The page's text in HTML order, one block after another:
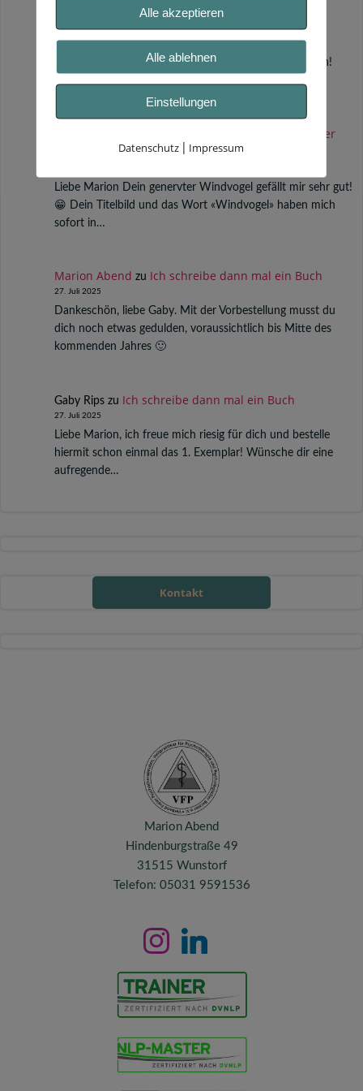
Marion Abendzu12 von 12 im Oktober 2025
12. Oktober 2025
Hallo Susanne, wie schön, auch von dir wieder zu lesen!
12 von 12 im Oktober
Liebe Marion Dein genervter Windvogel gefällt mir sehr gut!
😁 Dein Titelbild und das Wort «Windvogel» haben mich
sofort in…
Marion Abend zu Ich schreibe dann mal ein Buch
27. Juli 2025
Dankeschön, liebe Gaby. Mit der Vorbestellung musst du
dich noch etwas gedulden, voraussichtlich bis Mitte des
kommenden Jahres 🙂
Gaby Ripszu Ich schreibe dann mal ein Buch
27. Juli 2025
Liebe Marion, ich freue mich riesig für dich und bestelle
hiermit schon einmal das 1. Exemplar! Wünsche dir eine
aufregende…
Kontakt
Marion Abend
Hindenburgstraße 49
31515 Wunstorf
Telefon: 05031 9591536
Alle akzeptieren
Alle ablehnen
Einstellungen
Datenschutz Impressum